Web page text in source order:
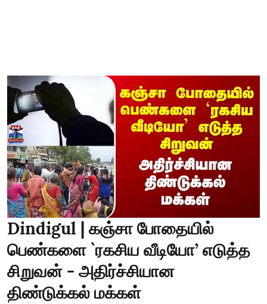
Dindigul | கஞ்சா போதையில்
பெண்களை `ரகசிய வீடியோ’ எடுத்த
சிறுவன் - அதிர்ச்சியான
திண்டுக்கல் மக்கள்